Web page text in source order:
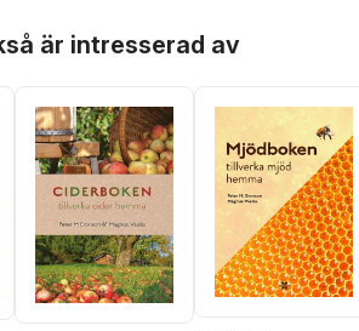
är intresserad av